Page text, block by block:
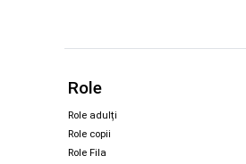
Role
Role adulți
Role copii
Role Fila